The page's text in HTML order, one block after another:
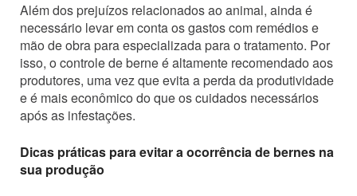
Além dos prejuízos relacionados ao animal, ainda é
necessário levar em conta os gastos com remédios e
mão de obra para especializada para o tratamento. Por
isso, o controle de berne é altamente recomendado aos
produtores, uma vez que evita a perda da produtividade
e é mais econômico do que os cuidados necessários
após as infestações.
Dicas práticas para evitar a ocorrência de bernes na
sua produção